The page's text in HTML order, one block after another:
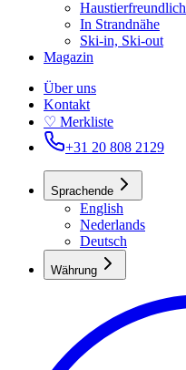
Haustierfreundlich
In Strandnähe
Ski-in, Ski-out
Magazin
Über uns
Kontakt
♡ Merkliste
+31 20 808 2129
Sprachende
English
Nederlands
Deutsch
Währung